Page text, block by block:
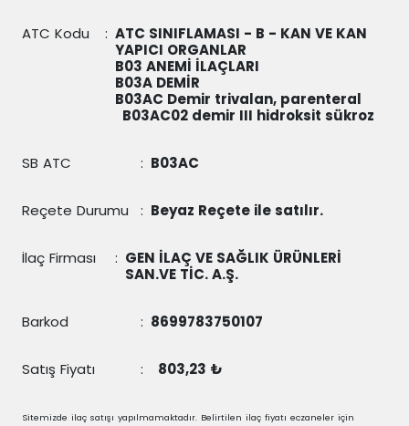
ATC Kodu : ATC SINIFLAMASI - B - KAN VE KAN
YAPICI ORGANLAR
B03 ANEMİ İLAÇLARI
B03A DEMİR
B03AC Demir trivalan, parenteral
B03AC02 demir III hidroksit sükroz
SB ATC : B03AC
Reçete Durumu : Beyaz Reçete ile satılır.
İlaç Firması : GEN İLAÇ VE SAĞLIK ÜRÜNLERİ
SAN.VE TİC. A.Ş.
Barkod : 8699783750107
Satış Fiyatı : 803,23 ₺
Sitemizde ilaç satışı yapılmamaktadır. Belirtilen ilaç fiyatı eczaneler için